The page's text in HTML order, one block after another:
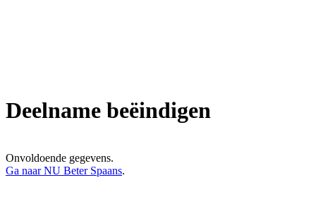
Deelname beëindigen
Onvoldoende gegevens.
Ga naar NU Beter Spaans.